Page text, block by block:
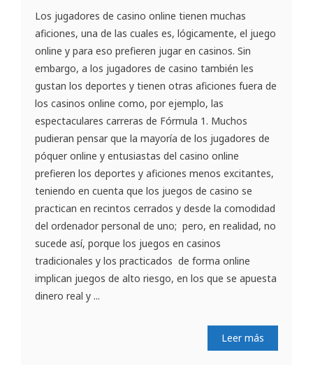
Los jugadores de casino online tienen muchas
aficiones, una de las cuales es, lógicamente, el juego
online y para eso prefieren jugar en casinos. Sin
embargo, a los jugadores de casino también les
gustan los deportes y tienen otras aficiones fuera de
los casinos online como, por ejemplo, las
espectaculares carreras de Fórmula 1. Muchos
pudieran pensar que la mayoría de los jugadores de
póquer online y entusiastas del casino online
prefieren los deportes y aficiones menos excitantes,
teniendo en cuenta que los juegos de casino se
practican en recintos cerrados y desde la comodidad
del ordenador personal de uno; pero, en realidad, no
sucede así, porque los juegos en casinos
tradicionales y los practicados de forma online
implican juegos de alto riesgo, en los que se apuesta
dinero real y ...
Leer más